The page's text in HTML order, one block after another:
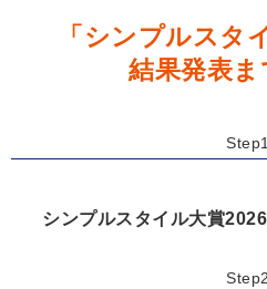
「シンプルスタ
結果発表
Step1
シンプルスタイル大賞
Step2